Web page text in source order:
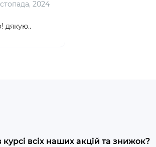
2024
дякую..
всіх наших акцій та знижок?